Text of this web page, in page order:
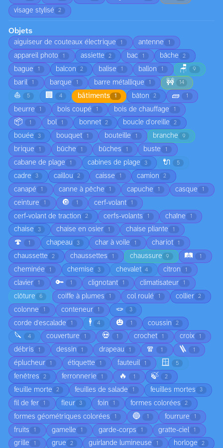
visage stylisé 2
Objets
aiguiseur de couteaux électrique 1 antenne 1
appareil photo 1 assiette 2 bac 1 bâche 2
bague 1 balcon 2 balise 1 ballon 1 🪑 9
baril 1 barque 1 barre métallique 1 🚧 14
⛵ 5 🏢 4 bâtiments 1 bâton 2 🧱 1
beurre 1 bois coupé 1 bois de chauffage 1
📦 1 bol 1 bonnet 2 boucle d'oreille 2
bouée 3 bouquet 1 bouteille 1 branche 9
brique 1 bûche 1 bûches 1 buste 1
cabane de plage 1 cabines de plage 3 🔌 5
cadre 3 caillou 2 caisse 1 camion 2
canapé 1 canne à pêche 1 capuche 1 casque 1
ceinture 1 🔘 1 cerf-volant 1
cerf-volant de traction 2 cerfs-volants 1 chaîne 1
chaise 3 chaise en osier 1 chaise pliante 1
🍄 1 chapeau 3 char à voile 1 chariot 1
chaussette 2 chaussettes 1 chaussure 9 🛤️ 1
cheminée 1 chemise 3 chevalet 4 citron 1
clavier 1 🔑 1 clignotant 1 climatisateur 1
clôture 6 coiffe à plumes 1 col roulé 1 collier 2
colonne 1 conteneur 1 🪢 3
corde d'escalade 1 🕴️ 4 🎃 1 coussin 2
🔪 4 couverture 1 💀 1 crochet 1 croix 1
débris 1 dessin 1 drapeau 1 🧣 1 🪜 1
éplucheur 1 étiquette 1 fauteuil 1 🪟 5
fenêtres 2 ferronnerie 1 🔥 1 🍃 2
feuille morte 2 feuilles de salade 1 feuilles mortes 3
fil de fer 1 fleur 3 foin 1 formes colorées 2
formes géométriques colorées 1 🔵 1 fourrure 1
fruits 1 gamelle 1 garde-corps 1 gratte-ciel 1
grille 1 grue 2 guirlande lumineuse 1 horloge 2